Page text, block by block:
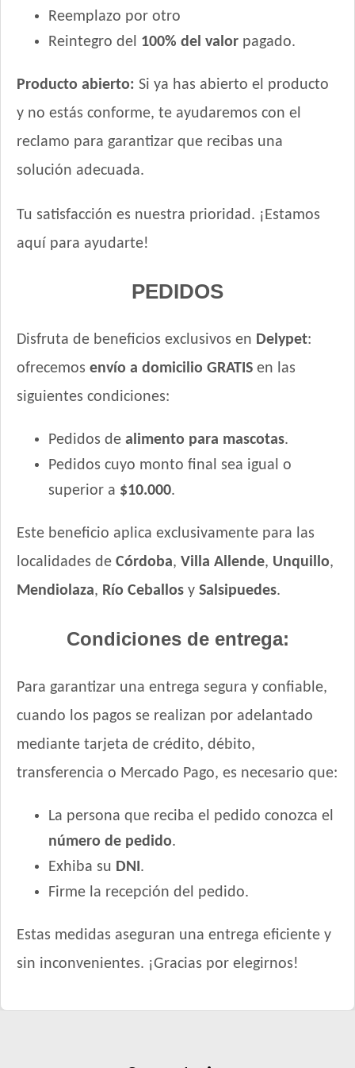
Suelto Gato
Top Nutrition Gato Adulto
Upper Crock Gato Castrado
Upper Crock Gato Urinary
Vitalcan Balanced Gato Adulto Control de PH
Vitalcan Balanced Natural Recipe Gato Sabor Carne Argentina
Seleccionada
Vitalcan Balanced Natural Recipe Gato Sabor Merluza
Vitalcan Balanced Natural Recipe Gato Sabor Salmón
Vitalcan Balanced Natural Recipe Gato Sabor Trucha
Vitalcan Complete Gato Adulto
Vitalcan Complete Urinary Care
Vitalcan Premium Gato Adulto
Vitalcan Premium Gato Adulto Salmón
Vitalcan Therapy Feline Gastrointestinal Aid
Vitalcan Therapy Feline Hypoallergenic Care
Voraz Gato Adulto
Whiskas Gato Adulto sabor Carne
Whiskas Gato Adulto sabor Pescado
Whiskas Gato Adulto sabor Pollo
Zimpi Gato Adulto
Reemplazo por otro
Reintegro del 100% del valor pagado.
Producto abierto: Si ya has abierto el producto
y no estás conforme, te ayudaremos con el
reclamo para garantizar que recibas una
solución adecuada.
Tu satisfacción es nuestra prioridad. ¡Estamos
aquí para ayudarte!
PEDIDOS
Disfruta de beneficios exclusivos en Delypet:
ofrecemos envío a domicilio GRATIS en las
siguientes condiciones:
Pedidos de alimento para mascotas.
Pedidos cuyo monto final sea igual o
superior a $10.000.
Este beneficio aplica exclusivamente para las
localidades de Córdoba, Villa Allende, Unquillo,
Mendiolaza, Río Ceballos y Salsipuedes.
Condiciones de entrega:
Para garantizar una entrega segura y confiable,
cuando los pagos se realizan por adelantado
mediante tarjeta de crédito, débito,
transferencia o Mercado Pago, es necesario que:
La persona que reciba el pedido conozca el
número de pedido.
Exhiba su DNI .
Firme la recepción del pedido.
Estas medidas aseguran una entrega eficiente y
sin inconvenientes. ¡Gracias por elegirnos!